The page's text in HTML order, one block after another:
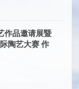
作品邀请展暨
陶艺大赛 作